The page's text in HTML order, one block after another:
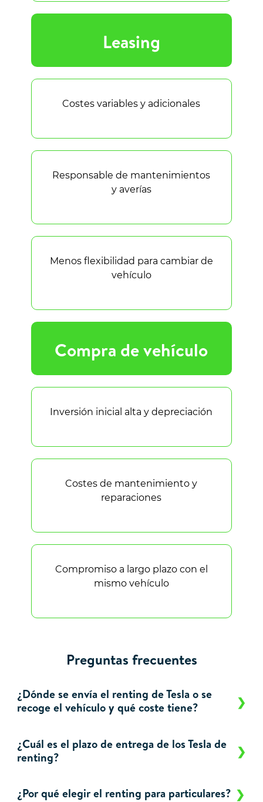
Leasing
Compra de vehículo
Costes variables y adicionales
Inversión inicial alta y depreciación
Responsable de mantenimientos
y averías
Costes de mantenimiento y
reparaciones
Menos flexibilidad para cambiar de
vehículo
Compromiso a largo plazo con el
mismo vehículo
Preguntas frecuentes
¿Dónde se envía el renting de Tesla o se
recoge el vehículo y qué coste tiene?
¿Cuál es el plazo de entrega de los Tesla de
renting?
¿Por qué elegir el renting para particulares?